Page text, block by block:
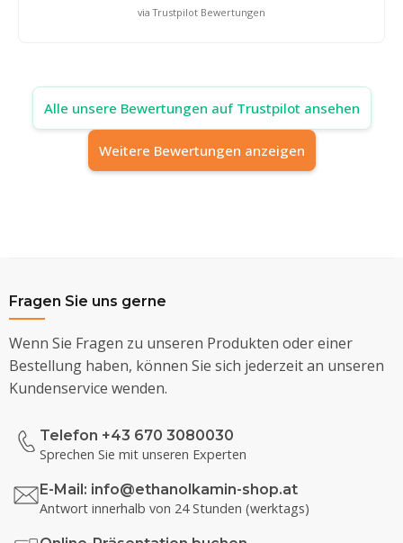
via Trustpilot Bewertungen
Alle unsere Bewertungen auf Trustpilot ansehen
Weitere Bewertungen anzeigen
Fragen Sie uns gerne
Wenn Sie Fragen zu unseren Produkten oder einer
Bestellung haben, können Sie sich jederzeit an unseren
Kundenservice wenden.
Telefon +43 670 3080030
Sprechen Sie mit unseren Experten
E-Mail: info@ethanolkamin-shop.at
Antwort innerhalb von 24 Stunden (werktags)